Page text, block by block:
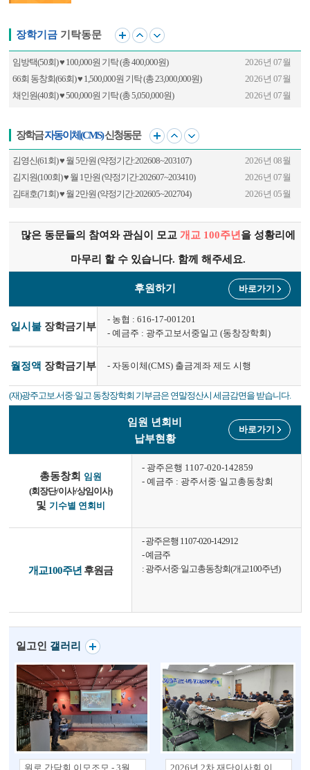
장학기금 기탁동문
임방택(50회) ♥ 100,000원 기탁 (총 400,000원)
2026년 07월
66회 동창회(66회) ♥ 1,500,000원 기탁 (총 23,000,000원)
2026년 07월
채인원(40회) ♥ 500,000원 기탁 (총 5,050,000원)
2026년 07월
허 정(45회) ♥ 2,000,000원 기탁 (총 112,500,000원)
한상준(36회) ♥ 10,000원 기탁 (총 260,000원)
장학금자동이체(CMS)신청동문
김영신(61회) ♥ 월 5만원 (약정기간:202608~203107)
2026년 08월
김지원(100회) ♥ 월 1만원 (약정기간:202607~203410)
2026년 07월
김태호(71회) ♥ 월 2만원 (약정기간:202605~202704)
2026년 05월
최방석(71회) ♥ 월 2만원 (약정기간:202605~202705)
2026년 05월
많은 동문들의 참여와 관심이 모교개교 100주년 을 성황리에
마무리 할 수 있습니다. 함께 해주세요.
후원하기 바로가기
일시불장학금기부
- 농협 : 616-17-001201
- 예금주 : 광주고보서중일고 (동창장학회)
월정액 장학금기부 - 자동이체(CMS) 출금계좌 제도 시행
(재)광주고보.서중·일고 동창장학회 기부금은 연말정산시 세금감면을 받습니다.
임원 년회비
납부현황
바로가기
총동창회 임원
(회장단/이사/상임이사)
및 기수별 연회비
- 광주은행 1107-020-142859
- 예금주 : 광주서중·일고총동창회
개교100주년 후원금
- 광주은행 1107-020-142912
- 예금주
: 광주서중·일고총동창회(개교100주년)
일고인 갤러리